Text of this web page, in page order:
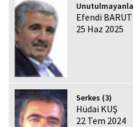
Efendi
25 Haz 2025
Serkes (3)
Hüdai KUŞ
22 Tem 2024